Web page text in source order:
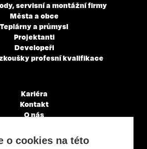
servisní a montážní firmy
Města a obce
Teplárny a průmysl
Projektanti
Developeři
profesní kvalifikace
Kariéra
Kontakt
O nás
Články a novinky
GDPR & Cookies
o cookies na této